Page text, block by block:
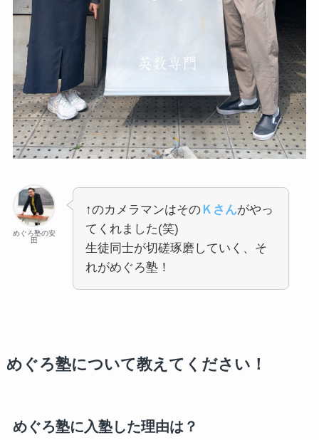
めぐろ塾の安
田
↑のカメラマンはそのＫさんがやっ
てくれました(笑)
生徒同士が切磋琢磨していく、そ
れがめぐろ塾！
めぐろ塾について教えてください！
めぐろ塾に入塾した理由は？